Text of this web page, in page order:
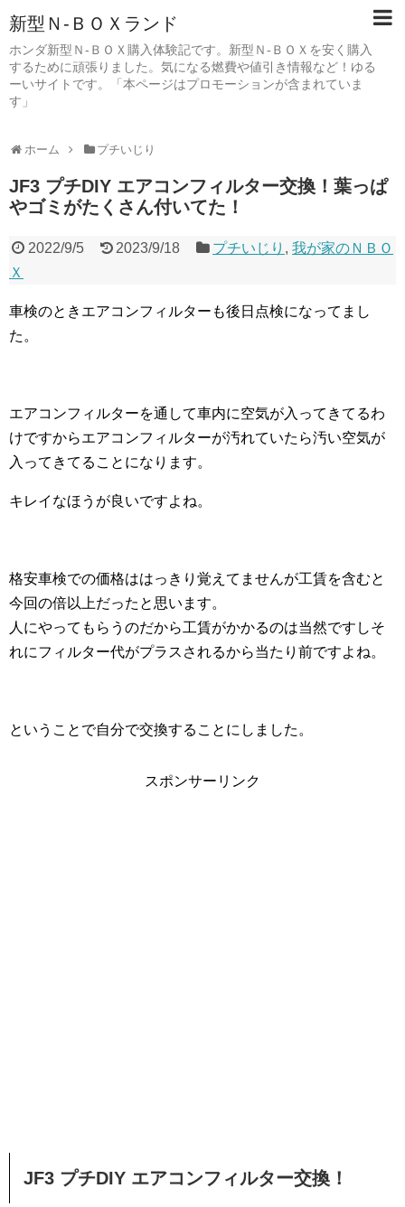
新型Ｎ-ＢＯＸランド
ホンダ新型Ｎ-ＢＯＸ購入体験記です。新型Ｎ-ＢＯＸを安く購入
するために頑張りました。気になる燃費や値引き情報など！ゆる
ーいサイトです。「本ページはプロモーションが含まれていま
す」
ホーム プチいじり
JF3 プチDIY エアコンフィルター交換！葉っぱ
やゴミがたくさん付いてた！
2022/9/5 2023/9/18 プチいじり ,我が家のＮＢＯ
Ｘ
車検のときエアコンフィルターも後日点検になってまし
た。
エアコンフィルターを通して車内に空気が入ってきてるわ
けですからエアコンフィルターが汚れていたら汚い空気が
入ってきてることになります。
キレイなほうが良いですよね。
格安車検での価格ははっきり覚えてませんが工賃を含むと
今回の倍以上だったと思います。
人にやってもらうのだから工賃がかかるのは当然ですしそ
れにフィルター代がプラスされるから当たり前ですよね。
ということで自分で交換することにしました。
スポンサーリンク
JF3 プチDIY エアコンフィルター交換！